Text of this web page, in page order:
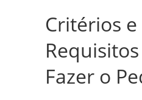
Critérios e
Fazer o